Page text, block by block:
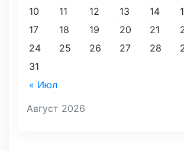
Август 2026
« Июл
10
11 12 13 14
17
18 19 20 21
24
25 26 27 28
31